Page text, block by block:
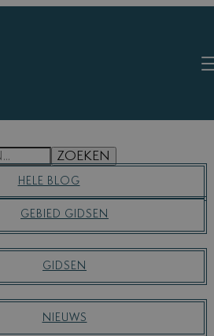
ZOEKEN
HELE BLOG
GEBIED GIDSEN
GIDSEN
NIEUWS